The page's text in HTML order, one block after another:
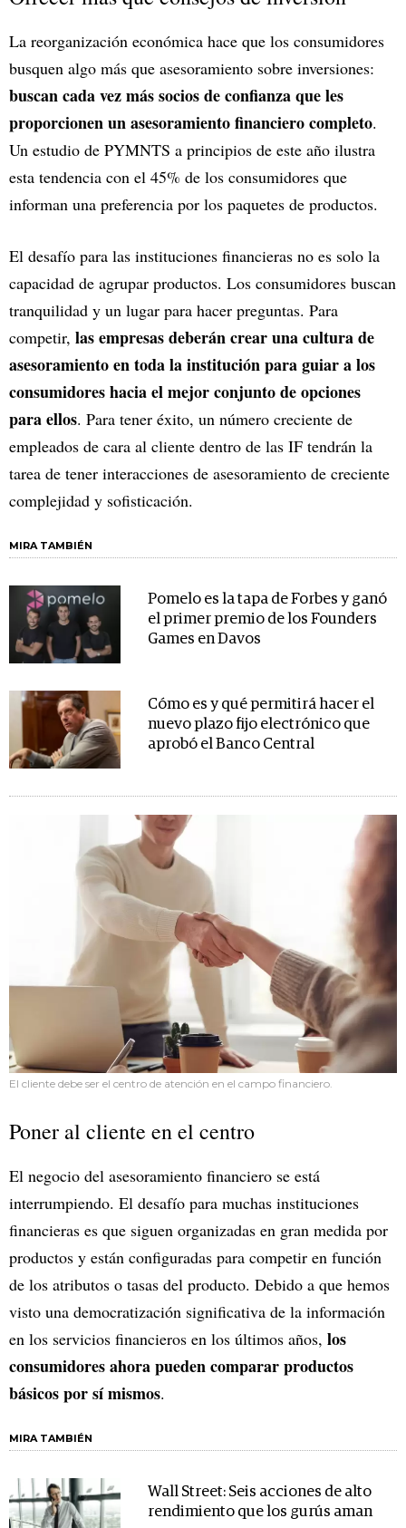
La reorganización económica hace que los consumidores
busquen algo más que asesoramiento sobre inversiones:
buscan cada vez más socios de confianza que les
proporcionen un asesoramiento financiero completo.
Un estudio de PYMNTS a principios de este año ilustra
esta tendencia con el 45% de los consumidores que
informan una preferencia por los paquetes de productos.
El desafío para las instituciones financieras no es solo la
capacidad de agrupar productos. Los consumidores buscan
tranquilidad y un lugar para hacer preguntas. Para
competir, las empresas deberán crear una cultura de
asesoramiento en toda la institución para guiar a los
consumidores hacia el mejor conjunto de opciones
para ellos. Para tener éxito, un número creciente de
empleados de cara al cliente dentro de las IF tendrán la
tarea de tener interacciones de asesoramiento de creciente
complejidad y sofisticación.
MIRA TAMBIÉN
Pomelo es la tapa de Forbes y ganó
el primer premio de los Founders
Games en Davos
Cómo es y qué permitirá hacer el
nuevo plazo fijo electrónico que
aprobó el Banco Central
El cliente debe ser el centro de atención en el campo financiero.
Poner al cliente en el centro
El negocio del asesoramiento financiero se está
interrumpiendo. El desafío para muchas instituciones
financieras es que siguen organizadas en gran medida por
productos y están configuradas para competir en función
de los atributos o tasas del producto. Debido a que hemos
visto una democratización significativa de la información
en los servicios financieros en los últimos años, los
consumidores ahora pueden comparar productos
básicos por sí mismos.
MIRA TAMBIÉN
Wall Street: Seis acciones de alto
rendimiento que los gurús aman